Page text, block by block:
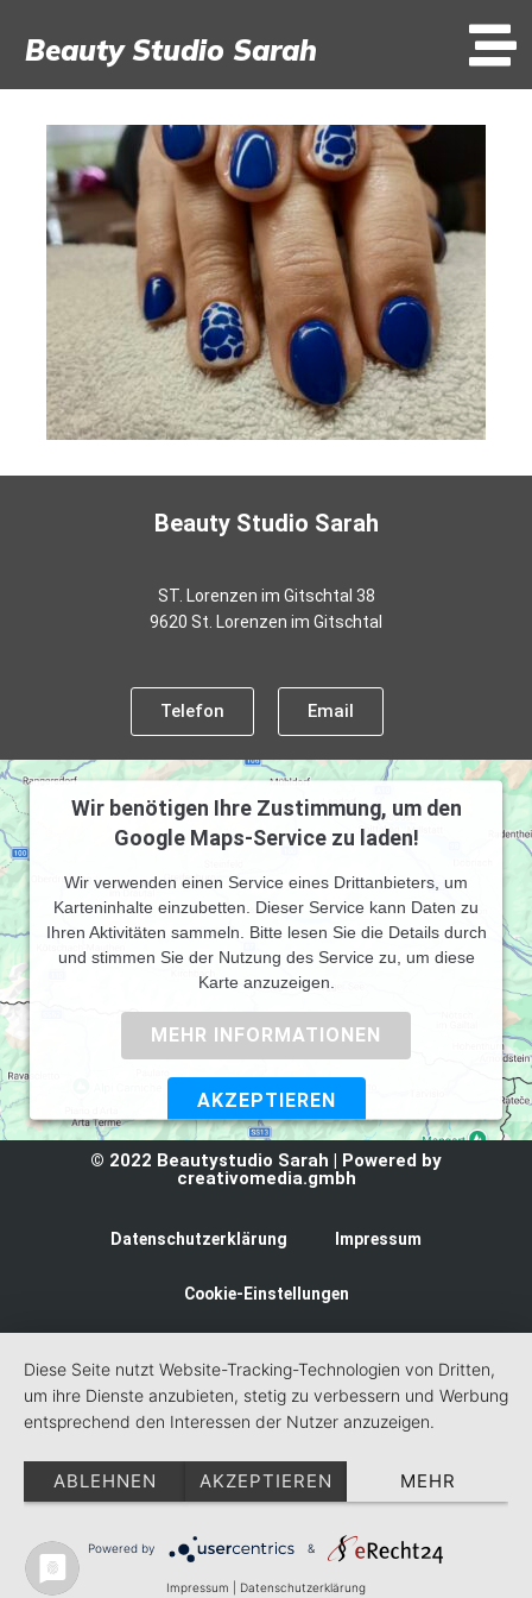
Beauty Studio Sarah
Beauty Studio Sarah
ST. Lorenzen im Gitschtal 38
9620 St. Lorenzen im Gitschtal
Telefon Email
Wir benötigen Ihre Zustimmung, um den
Google Maps-Service zu laden!
Wir verwenden einen Service eines Drittanbieters, um
Karteninhalte einzubetten. Dieser Service kann Daten zu
Ihren Aktivitäten sammeln. Bitte lesen Sie die Details durch
und stimmen Sie der Nutzung des Service zu, um diese
Karte anzuzeigen.
MEHR INFORMATIONEN
AKZEPTIEREN
Powered byUsercentrics Consent Management Platform
© 2022 Beautystudio Sarah | Powered by
creativomedia.gmbh
Datenschutzerklärung Impressum
Cookie-Einstellungen
Diese Seite nutzt Website-Tracking-Technologien von Dritten,
um ihre Dienste anzubieten, stetig zu verbessern und Werbung
entsprechend den Interessen der Nutzer anzuzeigen.
ABLEHNEN AKZEPTIEREN MEHR
Powered by &
Impressum Datenschutzerklärung